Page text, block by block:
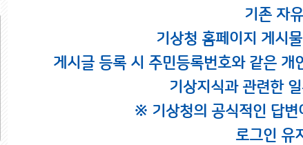
기존 자
기상청 홈페이지 게시
게시글 등록 시 주민등록번호와 같은
기상지식과 관련한
※ 기상청의 공식적인 답변
로그인 유